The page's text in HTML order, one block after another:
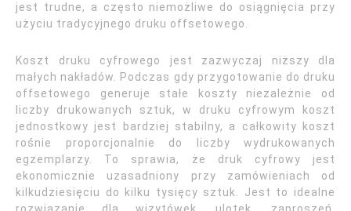
jest trudne, a często niemożliwe do osiągnięcia przy
użyciu tradycyjnego druku offsetowego.
Koszt druku cyfrowego jest zazwyczaj niższy dla
małych nakładów. Podczas gdy przygotowanie do druku
offsetowego generuje stałe koszty niezależnie od
liczby drukowanych sztuk, w druku cyfrowym koszt
jednostkowy jest bardziej stabilny, a całkowity koszt
rośnie proporcjonalnie do liczby wydrukowanych
egzemplarzy. To sprawia, że druk cyfrowy jest
ekonomicznie uzasadniony przy zamówieniach od
kilkudziesięciu do kilku tysięcy sztuk. Jest to idealne